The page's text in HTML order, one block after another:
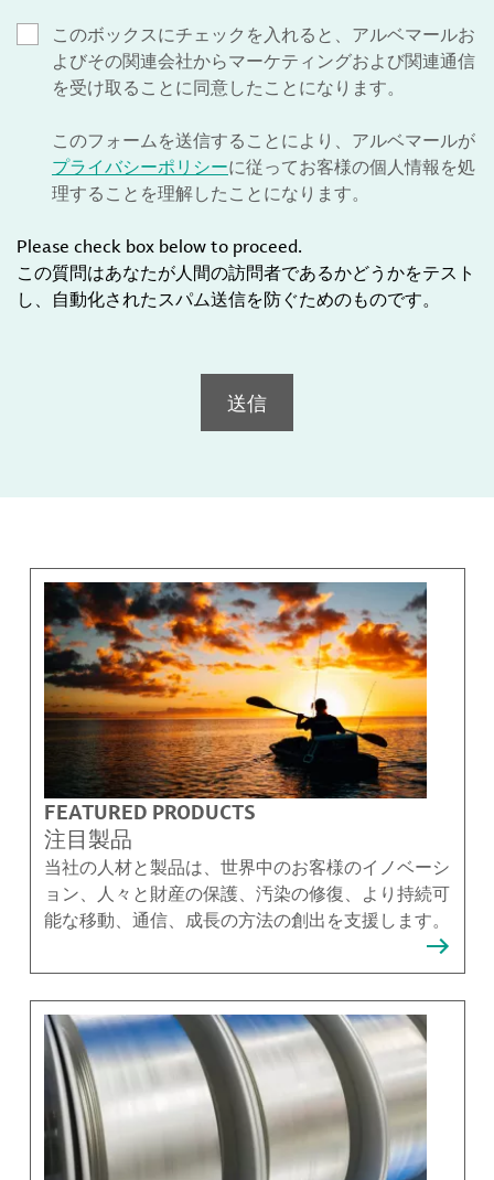
このボックスにチェックを入れると、アルベマールお
よびその関連会社からマーケティングおよび関連通信
を受け取ることに同意したことになります。
このフォームを送信することにより、アルベマールが
プライバシーポリシーに従ってお客様の個人情報を処
理することを理解したことになります。
Please check box below to proceed.
この質問はあなたが人間の訪問者であるかどうかをテスト
し、自動化されたスパム送信を防ぐためのものです。
送信
FEATURED PRODUCTS
注目製品
当社の人材と製品は、世界中のお客様のイノベーシ
ョン、人々と財産の保護、汚染の修復、より持続可
能な移動、通信、成長の方法の創出を支援します。